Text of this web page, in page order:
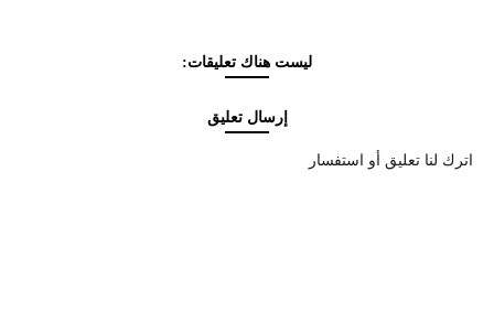
ليست هناك تعليقات:
إرسال تعليق
اترك لنا تعليق أو استفسار